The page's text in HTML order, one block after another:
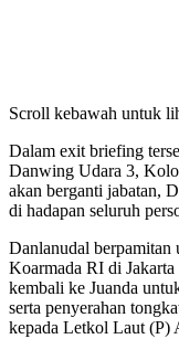
Scroll kebawah untuk
Dalam exit briefing
Danwing Udara 3,
akan berganti jabatan,
di hadapan seluruh
Danlanudal berpamitan
Koarmada RI di Jakarta
kembali ke Juanda
serta penyerahan
kepada Letkol Laut (P)